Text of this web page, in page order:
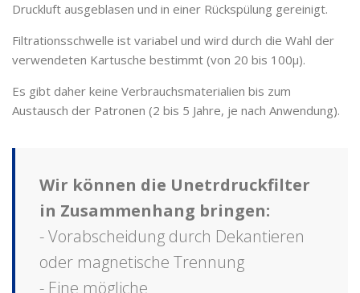
Druckluft ausgeblasen und in einer Rückspülung gereinigt.
Filtrationsschwelle ist variabel und wird durch die Wahl der
verwendeten Kartusche bestimmt (von 20 bis 100µ).
Es gibt daher keine Verbrauchsmaterialien bis zum
Austausch der Patronen (2 bis 5 Jahre, je nach Anwendung).
Wir können die Unetrdruckfilter
in Zusammenhang bringen:
- Vorabscheidung durch Dekantieren
oder magnetische Trennung
- Eine mögliche